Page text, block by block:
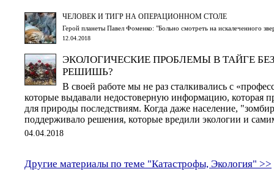
ЧЕЛОВЕК И ТИГР НА ОПЕРАЦИОННОМ СТОЛЕ
Герой планеты Павел Фоменко: "Больно смотреть на искалеченного
12.04.2018
ЭКОЛОГИЧЕСКИЕ ПРОБЛЕМЫ В ТАЙГЕ
РЕШИШЬ?
В своей работе мы не раз сталкивались с
которые выдавали недостоверную информацию, которая
для природы последствиям. Когда даже население,
поддерживало решения, которые вредили экологии и
04.04.2018
Другие материалы по теме "Катастрофы, Экология" >>